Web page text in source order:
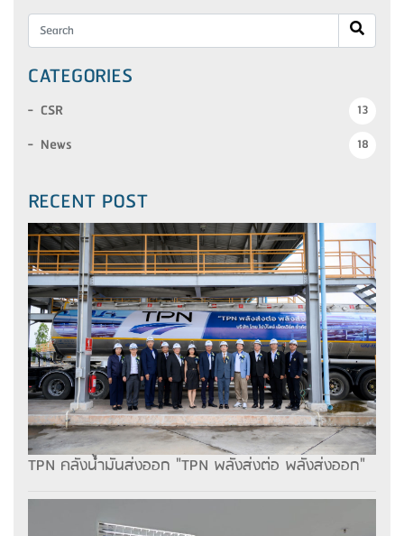
CATEGORIES
CSR 13
News 18
RECENT POST
TPN คลังน้ำมันส่งออก "TPN พลังส่งต่อ พลังส่งออก"